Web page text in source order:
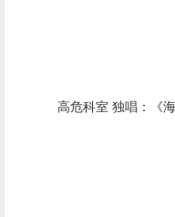
高危科室 独唱：《海